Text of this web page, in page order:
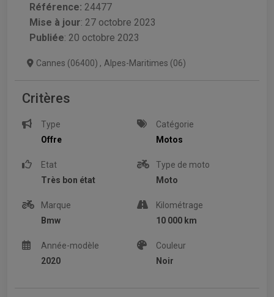
Référence: 24477
Mise à jour: 27 octobre 2023
Publiée: 20 octobre 2023
Cannes (06400) , Alpes-Maritimes (06)
Critères
Type
Offre
Catégorie
Motos
Etat
Très bon état
Type de moto
Moto
Marque
Bmw
Kilométrage
10 000 km
Année-modèle
2020
Couleur
Noir